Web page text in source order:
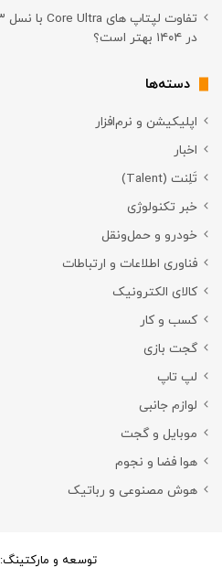
در ۱۴۰۴ بهتر است؟
دسته‌ها
اپلیکیشن و نرم‌افزار
اخبار
تَلِنت (Talent)
خبر تکنولوژی
خودرو و حمل‌و‌نقل
فناوری اطلاعات و ارتباطات
کالای الکترونیک
کسب و کار
گجت بازی
لپ تاپ
لوازم جانبی
موبایل و گجت
هوا فضا و نجوم
هوش مصنوعی و رباتیک
توسعه و مارکتینگ: